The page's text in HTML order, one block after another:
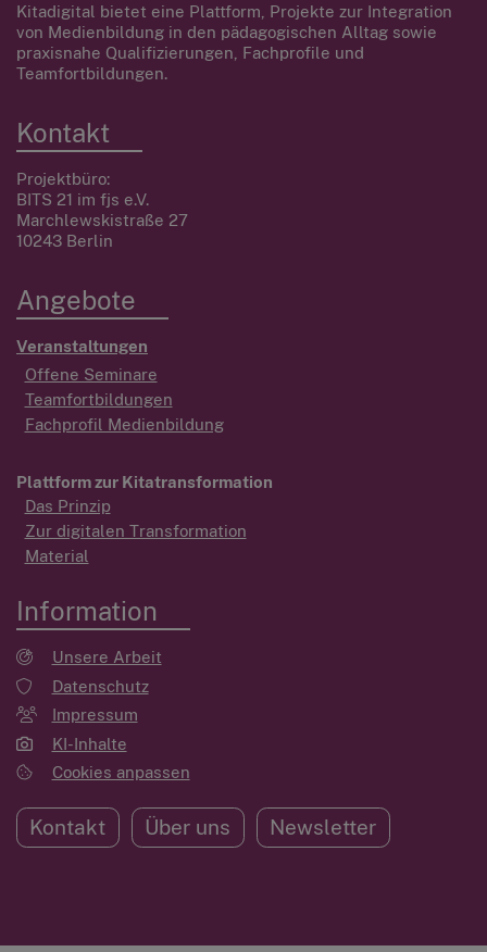
Kitadigital bietet eine Plattform, Projekte zur Integration
von Medienbildung in den pädagogischen Alltag sowie
praxisnahe Qualifizierungen, Fachprofile und
Teamfortbildungen.
Kontakt
Projektbüro:
BITS 21 im fjs e.V.
Marchlewskistraße 27
10243 Berlin
Angebote
Veranstaltungen
Offene Seminare
Teamfortbildungen
Fachprofil Medienbildung
Plattform zur Kitatransformation
Das Prinzip
Zur digitalen Transformation
Material
Information
Unsere Arbeit
Datenschutz
Impressum
KI-Inhalte
Cookies anpassen
Kontakt Über uns Newsletter